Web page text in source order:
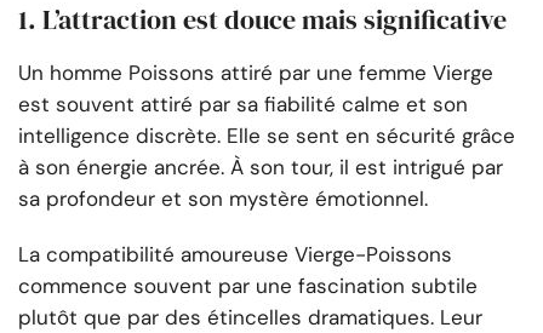
1. L’attraction est douce mais significative
Un homme Poissons attiré par une femme Vierge
est souvent attiré par sa fiabilité calme et son
intelligence discrète. Elle se sent en sécurité grâce
à son énergie ancrée. À son tour, il est intrigué par
sa profondeur et son mystère émotionnel.
La compatibilité amoureuse Vierge-Poissons
commence souvent par une fascination subtile
plutôt que par des étincelles dramatiques. Leur